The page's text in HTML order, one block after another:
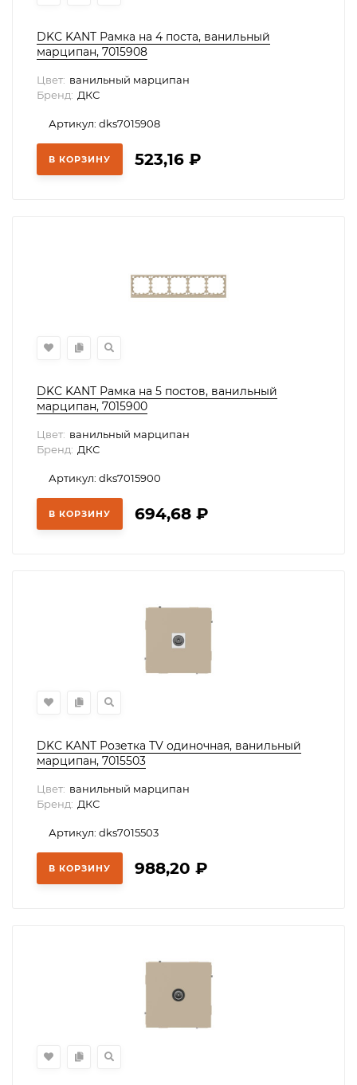
DKC KANT Рамка на 4 поста, ванильный
марципан, 7015908
Цвет: ванильный марципан
Бренд: ДКС
Артикул: dks7015908
В КОРЗИНУ 523,16 ₽
DKC KANT Рамка на 5 постов, ванильный
марципан, 7015900
Цвет: ванильный марципан
Бренд: ДКС
Артикул: dks7015900
В КОРЗИНУ 694,68 ₽
DKC KANT Розетка TV одиночная, ванильный
марципан, 7015503
Цвет: ванильный марципан
Бренд: ДКС
Артикул: dks7015503
В КОРЗИНУ 988,20 ₽